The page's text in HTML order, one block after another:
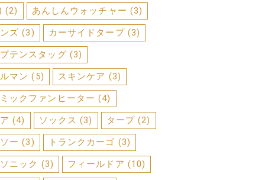
(2) あんしんウォッチャー (3)
ズ (3) カーサイドタープ(3)
テンスタッグ (3)
マン (5) スキンケア (3)
ックファンヒーター (4)
(4) ソックス (3) タープ (2)
ー (3) トランクカーゴ (3)
ニック (3) フィールドア (10)